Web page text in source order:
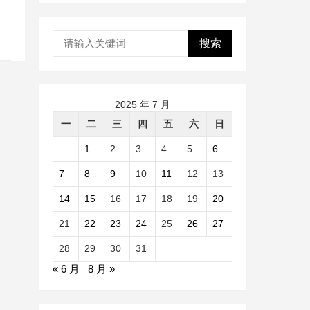
搜索
2025 年 7 月
一
二 三 四 五 六 日
1 2 3 4 5 6
7 8 9 10 11 12 13
14 15 16 17 18 19 20
21 22 23 24 25 26 27
28 29 30 31
« 6 月 8 月 »